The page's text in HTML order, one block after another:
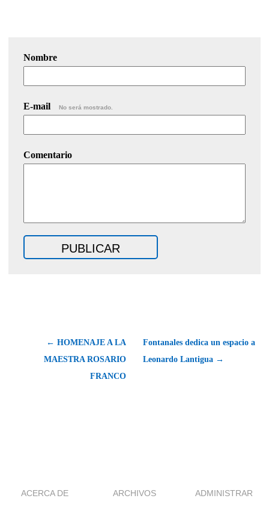
Nombre
E-mail No será mostrado.
Comentario
← HOMENAJE A LA
MAESTRA ROSARIO
FRANCO
Fontanales dedica un espacio a
Leonardo Lantigua →
ACERCA DE ARCHIVOS ADMINISTRAR